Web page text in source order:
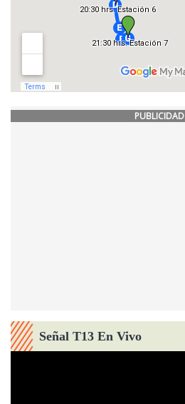
PUBLICIDAD
Señal T13 En Vivo